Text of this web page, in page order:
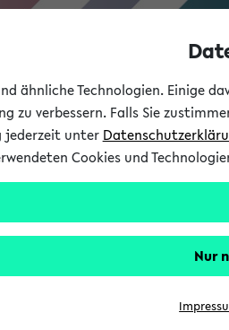
Studium
im eKVV
Sie
die für
ähnliche Technologien. Einige
zu verbessern. Falls Sie
jederzeit unter
Cookies und
Nur